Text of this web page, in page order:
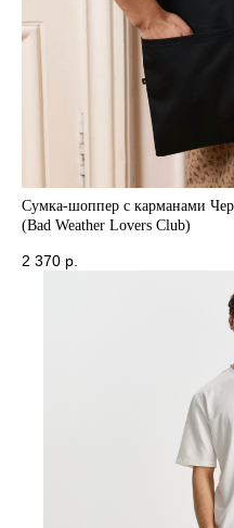
Сумка-шоппер с карманами
(Bad Weather Lovers Club)
2 370 р.